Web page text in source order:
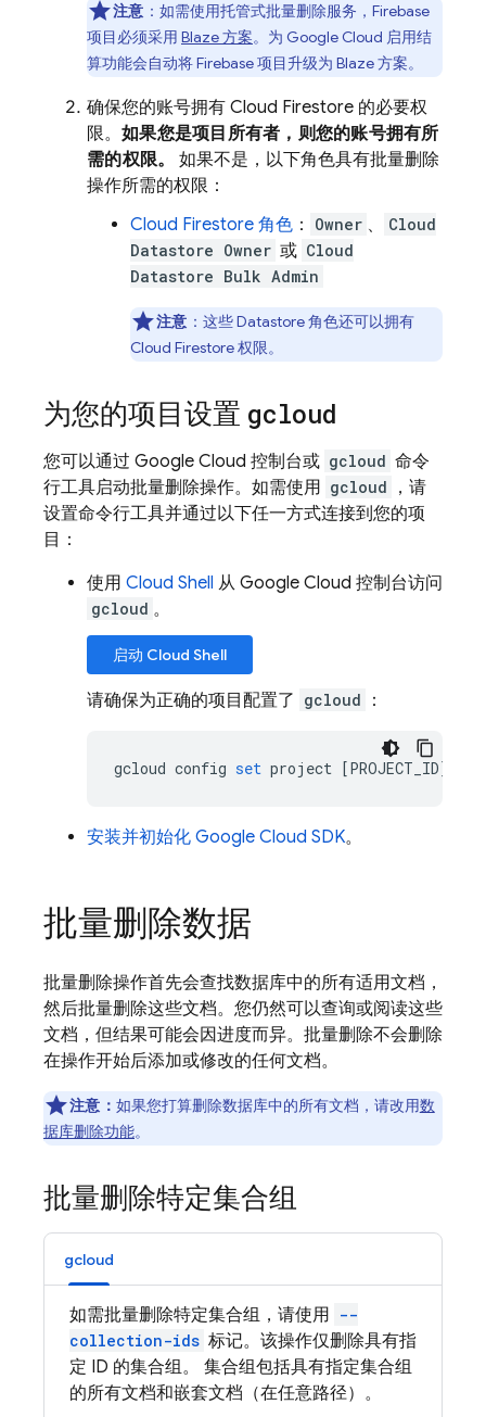
注意 ：如需使用托管式批量删除服务，Firebase
项目必须采用 Blaze 方案。为 Google Cloud 启用结
算功能会自动将 Firebase 项目升级为 Blaze 方案。
确保您的账号拥有 Cloud Firestore 的必要权
限。 如果您是项目所有者，则您的账号拥有所
需的权限。
如果不是，以下角色具有批量删除
操作所需的权限：
Cloud Firestore 角色 ： Owner 、
Cloud
Datastore Owner 或 Cloud
Datastore Bulk Admin
注意 ：这些Datastore角色还可以拥有
Cloud Firestore权限。
为您的项目设置 gcloud
您可以通过 Google Cloud 控制台或 gcloud 命令
行工具启动批量删除操作。如需使用 gcloud
，请
设置命令行工具并通过以下任一方式连接到您的项
目：
使用 Cloud Shell 从 Google Cloud 控制台访问
gcloud 。
启动 Cloud Shell
请确保为正确的项目配置了 gcloud ：
gcloud config set project [PROJECT_ID]
安装并初始化 Google Cloud SDK。
批量删除数据
批量删除操作首先会查找数据库中的所有适用文档，
然后批量删除这些文档。您仍然可以查询或阅读这些
文档，但结果可能会因进度而异。批量删除不会删除
在操作开始后添加或修改的任何文档。
注意： 如果您打算删除数据库中的所有文档，请改用数
据库删除功能。
批量删除特定集合组
gcloud
如需批量删除特定集合组，请使用 --
collection-ids 标记。该操作仅删除具有指
定 ID 的集合组。 集合组包括具有指定集合组
的所有文档和嵌套文档（在任意路径）。